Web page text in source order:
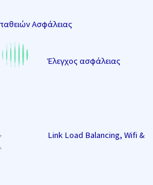
Ασφάλειας
Έλεγχος ασφάλειας
Link Load Balancing, Wifi &